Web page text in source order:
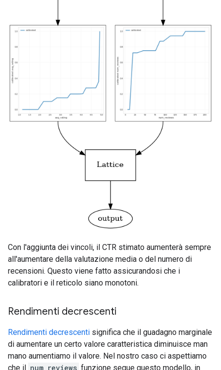
Con l'aggiunta dei vincoli, il CTR stimato aumenterà sempre
all'aumentare della valutazione media o del numero di
recensioni. Questo viene fatto assicurandosi che i
calibratori e il reticolo siano monotoni.
Rendimenti decrescenti
Rendimenti decrescenti significa che il guadagno marginale
di aumentare un certo valore caratteristica diminuisce man
mano aumentiamo il valore. Nel nostro caso ci aspettiamo
che il
num_reviews funzione segue questo modello, in